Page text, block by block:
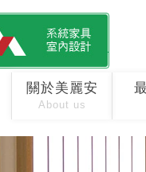
關於美麗安
About us